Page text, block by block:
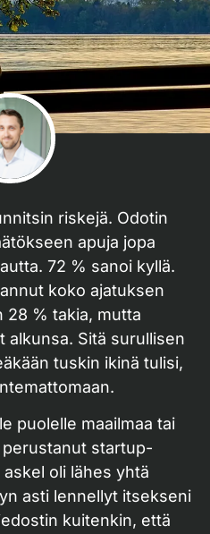
riskejä. Odotin
apuja jopa
72 % sanoi kyllä.
koko ajatuksen
28 % takia, mutta
alkunsa. Sitä surullisen
tuskin ikinä tulisi,
puolelle maailmaa tai
startup-
oli lähes yhtä
asti lennellyt itsekseni
kuitenkin, että